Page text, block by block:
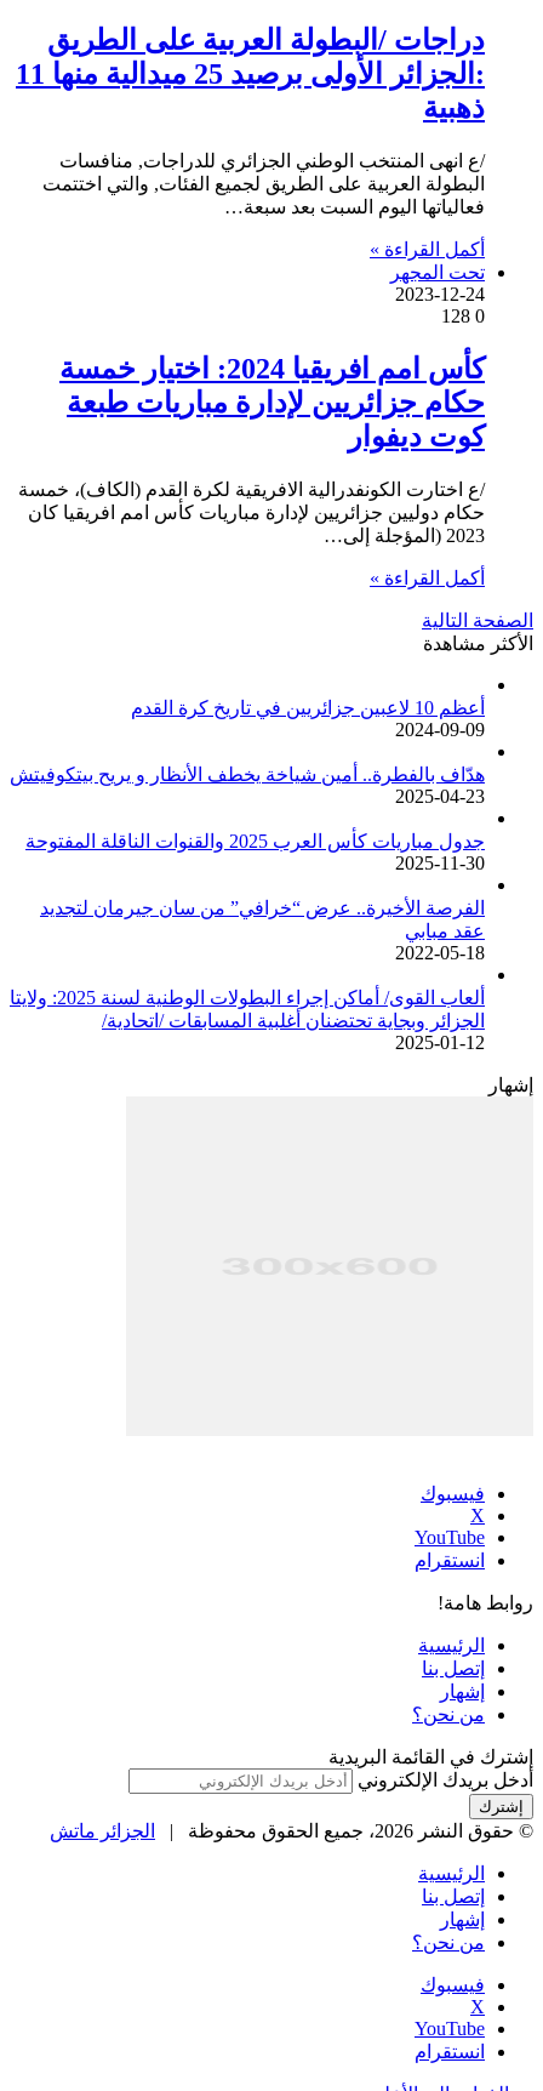
دراجات /البطولة العربية على الطريق
:الجزائر الأولى برصيد 25 ميدالية منها 11
ذهبية
/ع انهى المنتخب الوطني الجزائري للدراجات, منافسات
البطولة العربية على الطريق لجميع الفئات, والتي اختتمت
فعالياتها اليوم السبت بعد سبعة…
أكمل القراءة »
تحت المجهر
2023-12-24
0
كأس امم افريقيا 2024: اختيار خمسة
حكام جزائريين لإدارة مباريات طبعة
كوت ديفوار
/ع اختارت الكونفدرالية الافريقية لكرة القدم (الكاف)، خمسة
حكام دوليين جزائريين لإدارة مباريات كأس امم افريقيا كان
2023 (المؤجلة إلى…
أكمل القراءة »
الصفحة التالية
الأكثر مشاهدة
أعظم 10 لاعبين جزائريين في تاريخ كرة القدم
2024-09-09
هدّاف بالفطرة.. أمين شياخة يخطف الأنظار و يريح بيتكوفيتش
2025-04-23
جدول مباريات كأس العرب 2025 والقنوات الناقلة المفتوحة
2025-11-30
الفرصة الأخيرة.. عرض “خرافي” من سان جيرمان لتجديد
عقد مبابي
2022-05-18
ألعاب القوى/ أماكن إجراء البطولات الوطنية لسنة 2025: ولايتا
الجزائر وبجاية تحتضنان أغلبية المسابقات /اتحادية/
2025-01-12
إشهار
فيسبوك
‫X
‫YouTube
انستقرام
روابط هامة!
الرئيسية
إتصل بنا
إشهار
من نحن؟
إشترك في القائمة البريدية
أدخل بريدك الإلكتروني
© حقوق النشر 2026، جميع الحقوق محفوظة | الجزائر ماتش
الرئيسية
إتصل بنا
إشهار
من نحن؟
فيسبوك
‫X
‫YouTube
انستقرام